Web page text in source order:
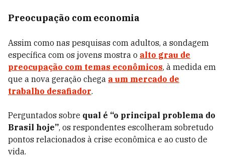
Preocupação com economia
Assim como nas pesquisas com adultos, a sondagem
específica com os jovens mostra o alto grau de
preocupação com temas econômicos, à medida em
que a nova geração chega a um mercado de
trabalho desafiador.
Perguntados sobre qual é “o principal problema do
Brasil hoje”, os respondentes escolheram sobretudo
pontos relacionados à crise econômica e ao custo de
vida.